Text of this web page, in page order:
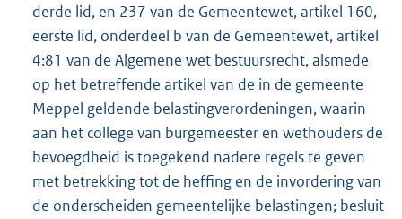
derde lid, en 237 van de Gemeentewet, artikel 160,
eerste lid, onderdeel b van de Gemeentewet, artikel
4:81 van de Algemene wet bestuursrecht, alsmede
op het betreffende artikel van de in de gemeente
Meppel geldende belastingverordeningen, waarin
aan het college van burgemeester en wethouders de
bevoegdheid is toegekend nadere regels te geven
met betrekking tot de heffing en de invordering van
de onderscheiden gemeentelijke belastingen; besluit